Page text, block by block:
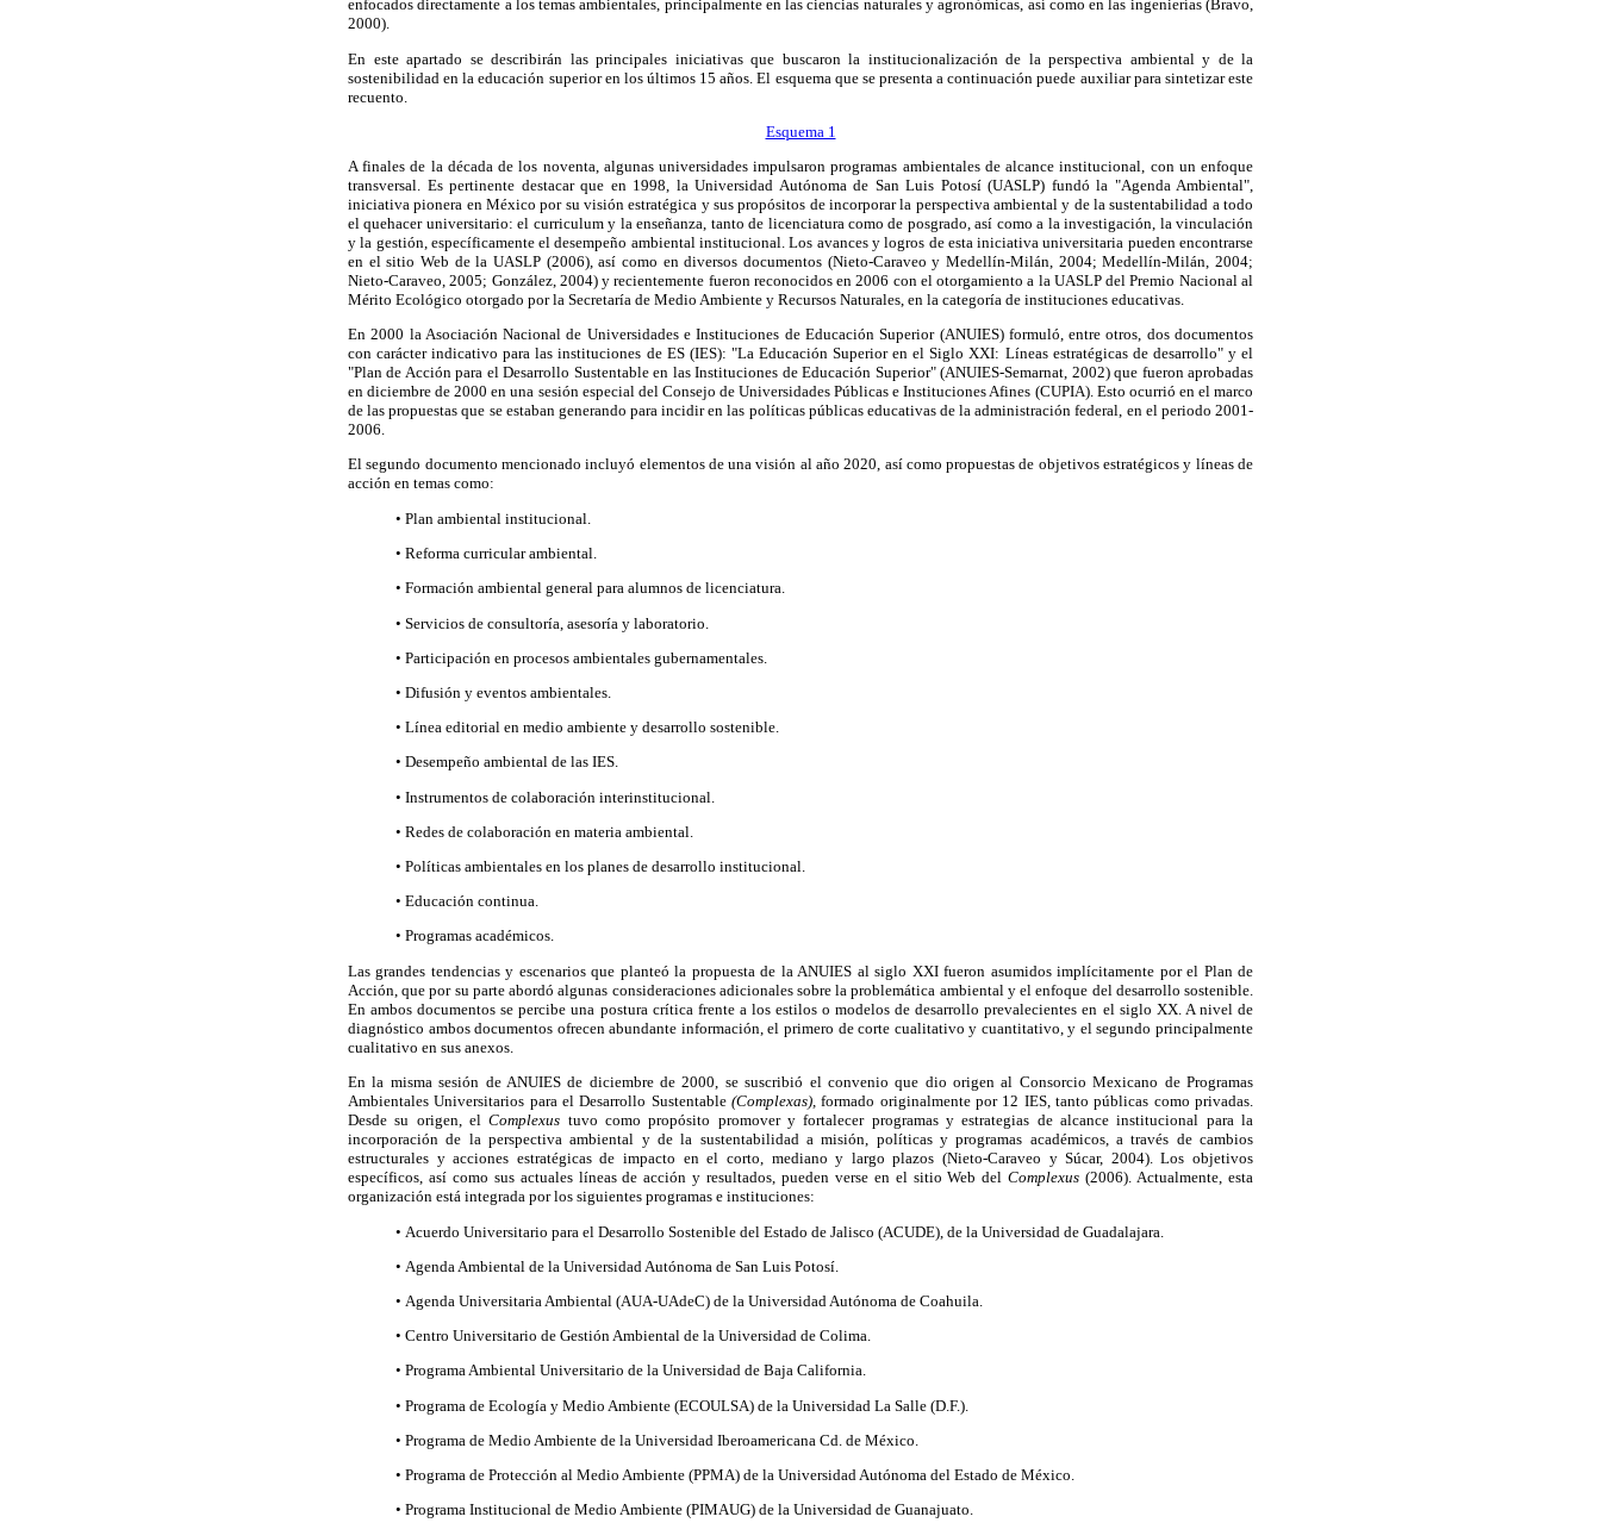
enfocados directamente a los temas ambientales, principalmente en las ciencias naturales y agronómicas, así como en las ingenierías (Bravo,
2000).
En este apartado se describirán las principales iniciativas que buscaron la institucionalización de la perspectiva ambiental y de la
sostenibilidad en la educación superior en los últimos 15 años. El esquema que se presenta a continuación puede auxiliar para sintetizar este
recuento.
Esquema 1
A finales de la década de los noventa, algunas universidades impulsaron programas ambientales de alcance institucional, con un enfoque
transversal. Es pertinente destacar que en 1998, la Universidad Autónoma de San Luis Potosí (UASLP) fundó la "Agenda Ambiental",
iniciativa pionera en México por su visión estratégica y sus propósitos de incorporar la perspectiva ambiental y de la sustentabilidad a todo
el quehacer universitario: el curriculum y la enseñanza, tanto de licenciatura como de posgrado, así como a la investigación, la vinculación
y la gestión, específicamente el desempeño ambiental institucional. Los avances y logros de esta iniciativa universitaria pueden encontrarse
en el sitio Web de la UASLP (2006), así como en diversos documentos (Nieto-Caraveo y Medellín-Milán, 2004; Medellín-Milán, 2004;
Nieto-Caraveo, 2005; González, 2004) y recientemente fueron reconocidos en 2006 con el otorgamiento a la UASLP del Premio Nacional al
Mérito Ecológico otorgado por la Secretaría de Medio Ambiente y Recursos Naturales, en la categoría de instituciones educativas.
En 2000 la Asociación Nacional de Universidades e Instituciones de Educación Superior (ANUIES) formuló, entre otros, dos documentos
con carácter indicativo para las instituciones de ES (IES): "La Educación Superior en el Siglo XXI: Líneas estratégicas de desarrollo" y el
"Plan de Acción para el Desarrollo Sustentable en las Instituciones de Educación Superior" (ANUIES-Semarnat, 2002) que fueron aprobadas
en diciembre de 2000 en una sesión especial del Consejo de Universidades Públicas e Instituciones Afines (CUPIA). Esto ocurrió en el marco
de las propuestas que se estaban generando para incidir en las políticas públicas educativas de la administración federal, en el periodo 2001-
2006.
El segundo documento mencionado incluyó elementos de una visión al año 2020, así como propuestas de objetivos estratégicos y líneas de
acción en temas como:
• Plan ambiental institucional.
• Reforma curricular ambiental.
• Formación ambiental general para alumnos de licenciatura.
• Servicios de consultoría, asesoría y laboratorio.
• Participación en procesos ambientales gubernamentales.
• Difusión y eventos ambientales.
• Línea editorial en medio ambiente y desarrollo sostenible.
• Desempeño ambiental de las IES.
• Instrumentos de colaboración interinstitucional.
• Redes de colaboración en materia ambiental.
• Políticas ambientales en los planes de desarrollo institucional.
• Educación continua.
• Programas académicos.
Las grandes tendencias y escenarios que planteó la propuesta de la ANUIES al siglo XXI fueron asumidos implícitamente por el Plan de
Acción, que por su parte abordó algunas consideraciones adicionales sobre la problemática ambiental y el enfoque del desarrollo sostenible.
En ambos documentos se percibe una postura crítica frente a los estilos o modelos de desarrollo prevalecientes en el siglo XX. A nivel de
diagnóstico ambos documentos ofrecen abundante información, el primero de corte cualitativo y cuantitativo, y el segundo principalmente
cualitativo en sus anexos.
En la misma sesión de ANUIES de diciembre de 2000, se suscribió el convenio que dio origen al Consorcio Mexicano de Programas
Ambientales Universitarios para el Desarrollo Sustentable (Complexas), formado originalmente por 12 IES, tanto públicas como privadas.
Desde su origen, elComplexus tuvo como propósito promover y fortalecer programas y estrategias de alcance institucional para la
incorporación de la perspectiva ambiental y de la sustentabilidad a misión, políticas y programas académicos, a través de cambios
estructurales y acciones estratégicas de impacto en el corto, mediano y largo plazos (Nieto-Caraveo y Súcar, 2004). Los objetivos
específicos, así como sus actuales líneas de acción y resultados, pueden verse en el sitio Web delComplexus (2006). Actualmente, esta
organización está integrada por los siguientes programas e instituciones:
• Acuerdo Universitario para el Desarrollo Sostenible del Estado de Jalisco (ACUDE), de la Universidad de Guadalajara.
• Agenda Ambiental de la Universidad Autónoma de San Luis Potosí.
• Agenda Universitaria Ambiental (AUA-UAdeC) de la Universidad Autónoma de Coahuila.
• Centro Universitario de Gestión Ambiental de la Universidad de Colima.
• Programa Ambiental Universitario de la Universidad de Baja California.
• Programa de Ecología y Medio Ambiente (ECOULSA) de la Universidad La Salle (D.F.).
• Programa de Medio Ambiente de la Universidad Iberoamericana Cd. de México.
• Programa de Protección al Medio Ambiente (PPMA) de la Universidad Autónoma del Estado de México.
• Programa Institucional de Medio Ambiente (PIMAUG) de la Universidad de Guanajuato.